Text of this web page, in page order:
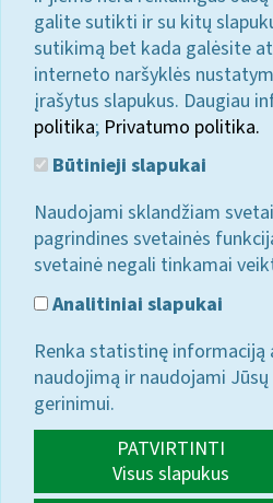
galite sutikti ir su kitų
sutikimą bet kada galėsite
interneto naršyklės
įrašytus slapukus. Daugiau
politika; Privatumo politika.
Būtinieji slapukai
Naudojami sklandžiam
pagrindines svetainės
svetainė negali tinkamai
Analitiniai slapukai
Renka statistinę informaciją
naudojimą ir naudojami
gerinimui.
PATVIRTINTI
Visus slapukus